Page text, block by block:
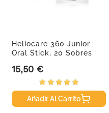
Heliocare 360 Junior
Oral Stick, 20 Sobres
Precio
15,50 €
Añadir Al Carrito